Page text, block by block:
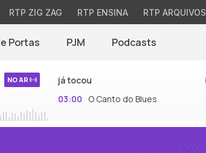
RTP ZIG ZAG RTP ENSINA RTP ARQUIVOS
Portas PJM Podcasts
NO AR
já tocou
03:00
O Canto do Blues